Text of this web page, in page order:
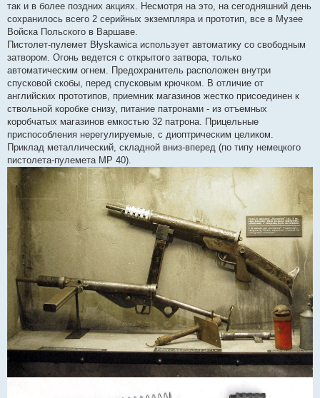
так и в более поздних акциях. Несмотря на это, на сегодняшний день
сохранилось всего 2 серийных экземпляра и прототип, все в Музее
Войска Польского в Варшаве.
Пистолет-пулемет Błyskawica использует автоматику со свободным
затвором. Огонь ведется с открытого затвора, только
автоматическим огнем. Предохранитель расположен внутри
спусковой скобы, перед спусковым крючком. В отличие от
английских прототипов, приемник магазинов жестко присоединен к
ствольной коробке снизу, питание патронами - из отъемных
коробчатых магазинов емкостью 32 патрона. Прицельные
приспособления нерегулируемые, с диоптрическим целиком.
Приклад металлический, складной вниз-вперед (по типу немецкого
пистолета-пулемета MP 40).